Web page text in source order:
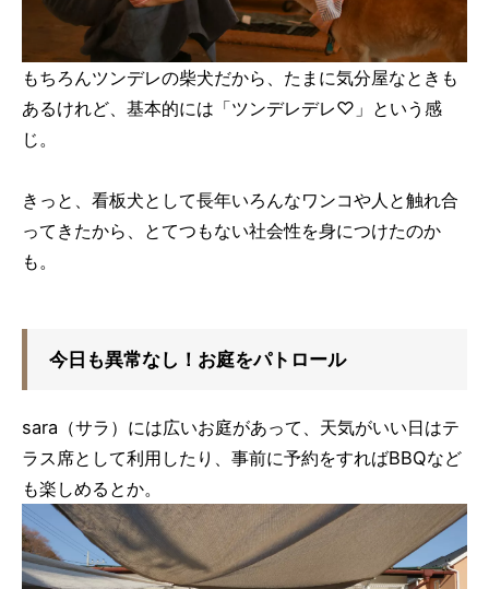
もちろんツンデレの柴犬だから、たまに気分屋なときも
あるけれど、基本的には「ツンデレデレ♡」という感
じ。
きっと、看板犬として長年いろんなワンコや人と触れ合
ってきたから、とてつもない社会性を身につけたのか
も。
今日も異常なし！お庭をパトロール
sara（サラ）には広いお庭があって、天気がいい日はテ
ラス席として利用したり、事前に予約をすればBBQなど
も楽しめるとか。